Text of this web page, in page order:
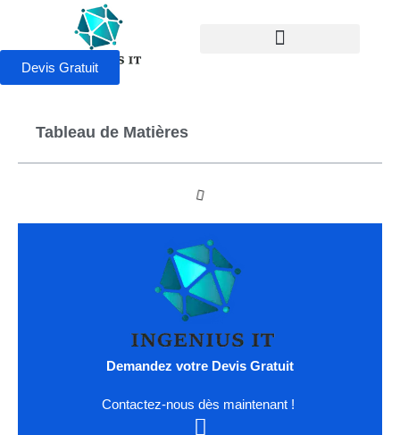
Devis Gratuit
Tableau de Matières
Demandez votre Devis Gratuit
Contactez-nous dès maintenant !